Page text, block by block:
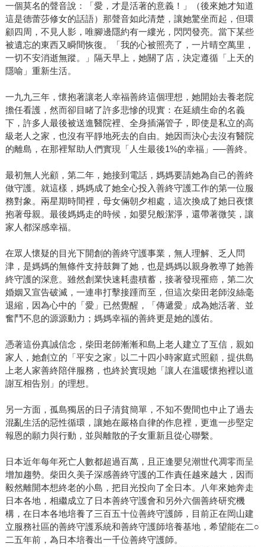
一個莫名的聲音說：「愛，才是活著的意義！」（後來她才知道
這是德蕾莎修女的話語）那聲音如此清楚，讓她驚坐而起，但環
顧四周，不見人影，唯腳邊隱約有一縷光，閃閃發亮。當下某些
被遺忘的東西又瞬間恢復。「我的心被照亮了，一片晴空萬里，
一切不安消逝無蹤。」隔天早上，她關了店，決定遵循「上天的
隱喻」重新生活。
一九九三年，懷抱著讓老人幸福善終這個理想，她開始去養老院
擔任看護，然而卻目睹了許多悲慘的現實：在延續生命的名義
下，許多人最後被送進醫院裡、全身插滿管子，即使是私立的高
級老人之家，也沒有平靜地死去的自由。她因而決心去沒有醫院
的離島，在那裡幫助人們實現「人生最後1%的幸福」──善終。
最初無人光顧，第二年，她接到電話，媽媽要請她為自己的善終
做守護。就這樣，媽媽成了她全心投入善終守護工作的第一位服
務對象。兩星期時間裡，母女倆朝夕相處，這次換成了她日夜懷
抱著母親。最後媽媽走的時候，如嬰兒般潔淨，還帶著微笑，讓
家人都深感幸福。
在眾人懷疑的目光下開創的善終守護事業，無人理解、乏人問
津，是媽媽的無條件支持鼓舞了她，也是媽媽以親身教導了她善
終守護的深意。雖然創業快速耗盡積蓄，接著發現罹癌，第二次
婚姻又宣告破滅，一連串打擊接踵而至，但這次柴田老師沒絲毫
退縮，因為心中的「愛」已然覺醒，「傳遞愛」成為她活著、並
奮鬥不息的源源動力；媽媽幸福的善終更是她的護佑。
憑著這份真誠信念，柴田老師漸漸和島上老人建立了互信，親如
家人，她創立的「平安之家」以二十四小時家庭式照顧，提供島
上老人家善終陪伴服務，也終於實現她「讓人在溫暖懷抱裡以道
謝互相告別」的理想。
另一方面，孤島獨居的日子清貧簡單，不知不覺間也中止了過去
混亂生活的惡性循環，讓她在嚴格自律的作息裡，更進一步堅定
報恩的願力與行動，並與離散的子女重新且從心聯繫。
日本近年每年死亡人數都超過百萬，且正逢嬰兒潮世代凋零而呈
增加趨勢。柴田久美子深感善終守護的工作責任越來越大，因而
毅然離開本想終老的小島，把目光投向了全日本。八年來她奔走
日本各地，相繼成立了日本善終守護會和另外六個善終研究機
構，在日本各地培養了三百五十位善終守護師，目前正在岡山建
立服務社區的善終守護系統和善終守護師培養基地，希望能在二○
二五年前，為日本培養出一千位善終守護師。